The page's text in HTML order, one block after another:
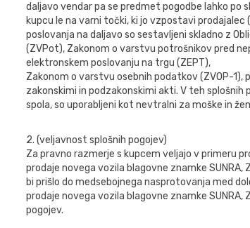
daljavo vendar pa se predmet pogodbe lahko po
kupcu le na varni točki, ki jo vzpostavi prodajalec
poslovanja na daljavo so sestavljeni skladno z
(ZVPot), Zakonom o varstvu potrošnikov pred
elektronskem poslovanju na trgu (ZEPT),
Zakonom o varstvu osebnih podatkov (ZVOP-1),
zakonskimi in podzakonskimi akti. V teh splošnih
spola, so uporabljeni kot nevtralni za moške in
2. (veljavnost splošnih pogojev)
Za pravno razmerje s kupcem veljajo v primeru
prodaje novega vozila blagovne znamke SUNRA,
bi prišlo do medsebojnega nasprotovanja med
prodaje novega vozila blagovne znamke SUNRA,
pogojev.